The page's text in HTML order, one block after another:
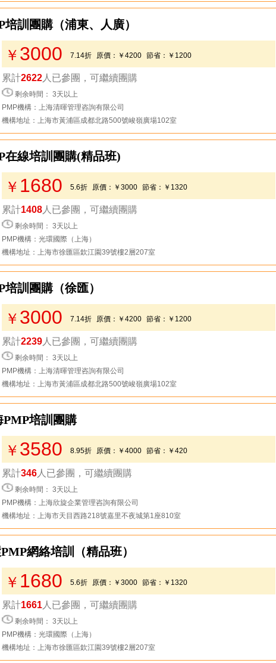
培訓團購（浦東、人廣）
￥ 3000 7.14折 原價： ￥4200 節省： ￥1200
累計2622 人已參團，可繼續團購
剩余時間： 3天以上
PMP機構：上海清暉管理咨詢有限公司
機構地址：上海市黃浦區成都北路500號峻嶺廣場102室
在線培訓團購(精品班)
￥ 1680 5.6折 原價： ￥3000 節省： ￥1320
累計1408 人已參團，可繼續團購
剩余時間： 3天以上
PMP機構：光環國際（上海）
機構地址：上海市徐匯區欽江園39號樓2層207室
培訓團購（徐匯）
￥ 3000 7.14折 原價： ￥4200 節省： ￥1200
累計2239 人已參團，可繼續團購
剩余時間： 3天以上
PMP機構：上海清暉管理咨詢有限公司
機構地址：上海市黃浦區成都北路500號峻嶺廣場102室
PMP培訓團購
￥ 3580 8.95折 原價： ￥4000 節省： ￥420
累計346 人已參團，可繼續團購
剩余時間： 3天以上
PMP機構：上海欣旋企業管理咨詢有限公司
機構地址：上海市天目西路218號嘉里不夜城第1座810室
網絡培訓（精品班）
￥ 1680 5.6折 原價： ￥3000 節省： ￥1320
累計1661 人已參團，可繼續團購
剩余時間： 3天以上
PMP機構：光環國際（上海）
機構地址：上海市徐匯區欽江園39號樓2層207室